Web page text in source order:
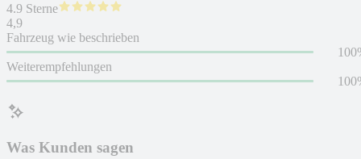
Was Kunden sagen
4.9 Sterne
4,9
Fahrzeug wie beschrieben
Weiterempfehlungen